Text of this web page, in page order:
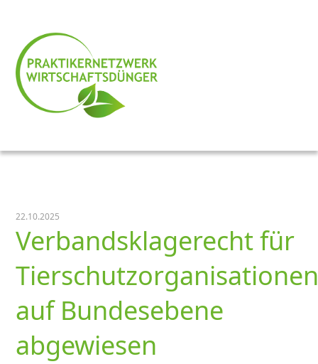
22.10.2025
Verbandsklagerecht für
auf Bundesebene
abgewiesen